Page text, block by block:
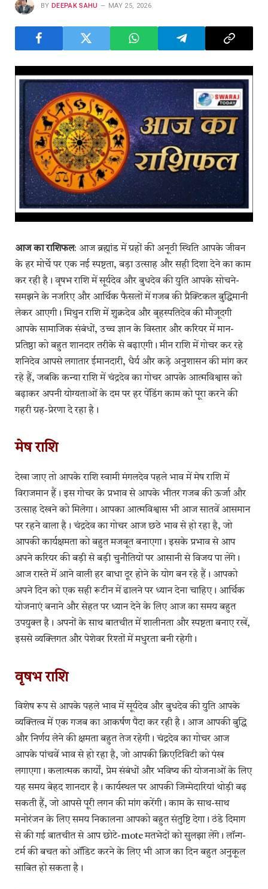
BY DEEPAK SAHU MAY 25, 2026
आज का राशिफल: आज ब्रह्मांड में ग्रहों की अनूठी स्थिति आपके जीवन
के हर मोर्चे पर एक नई स्पष्टता, बड़ा उत्साह और सही दिशा देने का काम
कर रही है। वृषभ राशि में सूर्यदेव और बुधदेव की युति आपके सोचने-
समझने के नजरिए और आर्थिक फैसलों में गजब की प्रैक्टिकल बुद्धिमानी
लेकर आएगी। मिथुन राशि में शुक्रदेव और बृहस्पतिदेव की मौजूदगी
आपके सामाजिक संबंधों, उच्च ज्ञान के विस्तार और करियर में मान-
प्रतिष्ठा को बहुत शानदार तरीके से बढ़ाएगी। मीन राशि में गोचर कर रहे
शनिदेव आपसे लगातार ईमानदारी, धैर्य और कड़े अनुशासन की मांग कर
रहे हैं, जबकि कन्या राशि में चंद्रदेव का गोचर आपके आत्मविश्वास को
बढ़ाकर अपनी योग्यताओं के दम पर हर पेंडिंग काम को पूरा करने की
गहरी ग्रह-प्रेरणा दे रहा है।
मेष राशि
देखा जाए तो आपके राशि स्वामी मंगलदेव पहले भाव में मेष राशि में
विराजमान हैं। इस गोचर के प्रभाव से आपके भीतर गजब की ऊर्जा और
उत्साह देखने को मिलेगा। आपका आत्मविश्वास भी आज सातवें आसमान
पर रहने वाला है। चंद्रदेव का गोचर आज छठे भाव से हो रहा है, जो
आपकी कार्यक्षमता को बहुत मजबूत बनाएगा। इसके प्रभाव से आप
अपने करियर की बड़ी से बड़ी चुनौतियों पर आसानी से विजय पा लेंगे।
आज रास्ते में आने वाली हर बाधा दूर होने के योग बन रहे हैं। आपको
अपने दिन को एक सही रूटीन में ढालने पर ध्यान देना चाहिए। आर्थिक
योजनाएं बनाने और सेहत पर ध्यान देने के लिए आज का समय बहुत
उपयुक्त है। अपनों के साथ बातचीत में शालीनता और स्पष्टता बनाए रखें,
इससे व्यक्तिगत और पेशेवर रिश्तों में मधुरता बनी रहेगी।
वृषभ राशि
विशेष रूप से आपके पहले भाव में सूर्यदेव और बुधदेव की युति आपके
व्यक्तित्व में एक गजब का आकर्षण पैदा कर रही है। आज आपकी बुद्धि
और निर्णय लेने की क्षमता बहुत तेज रहेगी। चंद्रदेव का गोचर आज
आपके पांचवें भाव से हो रहा है, जो आपकी क्रिएटिविटी को पंख
लगाएगा। कलात्मक कार्यों, प्रेम संबंधों और भविष्य की योजनाओं के लिए
यह समय बेहद शानदार है। कार्यस्थल पर आपकी जिम्मेदारियां थोड़ी बढ़
सकती हैं, जो आपसे पूरी लगन की मांग करेंगी। काम के साथ-साथ
मनोरंजन के लिए समय निकालना आपको बहुत संतुष्टि देगा। ठंडे दिमाग
से की गई बातचीत से आप छोटे-mote मतभेदों को सुलझा लेंगे। लॉन्ग-
टर्म की बचत को ऑडिट करने के लिए भी आज का दिन बहुत अनुकूल
साबित हो सकता है।